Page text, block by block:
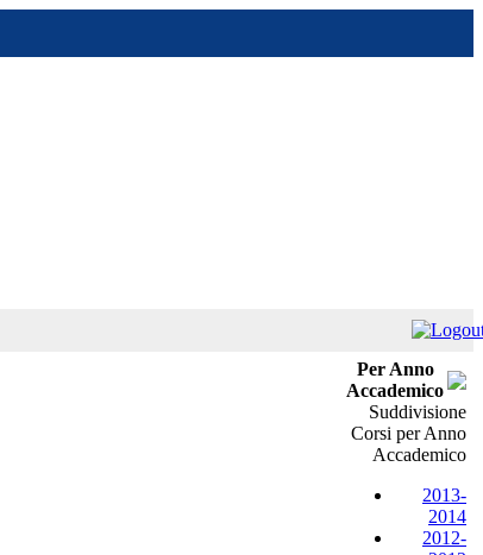
Per Anno
Accademico
Suddivisione
Corsi per Anno
Accademico
2013-
2014
2012-